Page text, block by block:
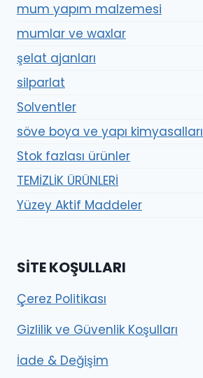
mum yapım malzemesi
mumlar ve waxlar
şelat ajanları
silparlat
Solventler
söve boya ve yapı kimyasalları
Stok fazlası ürünler
TEMİZLİK ÜRÜNLERİ
Yüzey Aktif Maddeler
SITE KOŞULLARI
Çerez Politikası
Gizlilik ve Güvenlik Koşulları
İade & Değişim